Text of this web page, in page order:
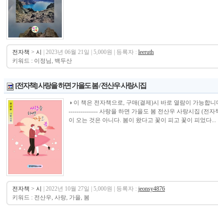
전자책 > 시 | 2023년 06월 21일 | 5,000원 | 등록자 : leeruth
키워드 : 이정님, 백두산
[전자책] 사랑을 하면 가을도 봄 / 전산우 사랑시집
◑ 이 책은 전자책으로, 구매(결제)시 바로 열람이 가능합
--------------- 사랑을 하면 가을도 봄 전산우 사랑시집 (전
이 오는 것은 아니다. 봄이 왔다고 꽃이 피고 꽃이 피었다...
전자책 > 시 | 2022년 10월 27일 | 5,000원 | 등록자 : jeonsy4876
키워드 : 전산우, 사랑, 가을, 봄